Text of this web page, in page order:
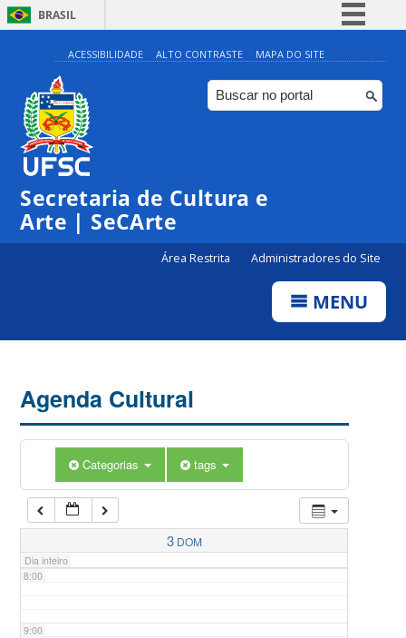
BRASIL
Simplifique!
Comunica BR
Participe
ACESSIBILIDADE ALTO CONTRASTE MAPA DO SITE
Secretaria de Cultura e
Arte | SeCArte
Área Restrita Administradores do Site
MENU
Agenda Cultural
Categorias tags
3 DOM
Dia inteiro
0:00
1:00
5:00
7:00
8:00
9:00